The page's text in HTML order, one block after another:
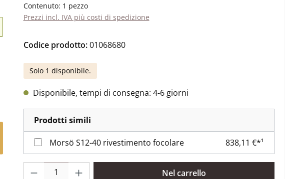
Contenuto: 1 pezzo
Prezzi incl. IVA più costi di spedizione
Codice prodotto:01068680
Solo 1 disponibile.
Disponibile, tempi di consegna: 4-6 giorni
Prodotti simili
Morsö S12-40 rivestimento focolare 838,11 €*¹
Quantità del prodotto: inserisci la quantità desiderata o usa i pulsanti per
Nel carrello